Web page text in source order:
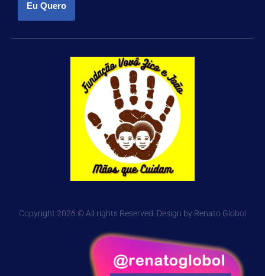
Eu Quero
Copyright 2026 © All rights Reserved. Design by Renato Globol